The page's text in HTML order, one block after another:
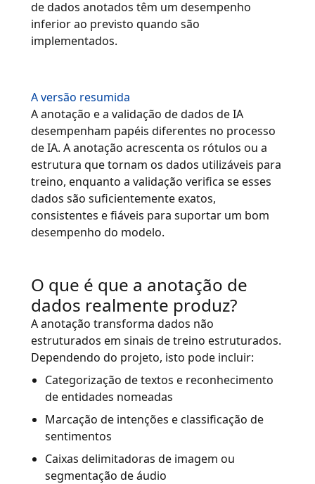
Ciências da Vida
Indústria Transformadora
Jurídico
Instituições Públicas
Defesa e Segurança
Todos os setores
de dados anotados têm um desempenho
inferior ao previsto quando são
implementados.
A versão resumida
A anotação e a validação de dados de IA
desempenham papéis diferentes no processo
de IA. A anotação acrescenta os rótulos ou a
estrutura que tornam os dados utilizáveis para
treino, enquanto a validação verifica se esses
dados são suficientemente exatos,
consistentes e fiáveis para suportar um bom
desempenho do modelo.
O que é que a anotação de
dados realmente produz?
A anotação transforma dados não
estruturados em sinais de treino estruturados.
Dependendo do projeto, isto pode incluir:
Categorização de textos e reconhecimento
de entidades nomeadas
Marcação de intenções e classificação de
sentimentos
Caixas delimitadoras de imagem ou
segmentação de áudio